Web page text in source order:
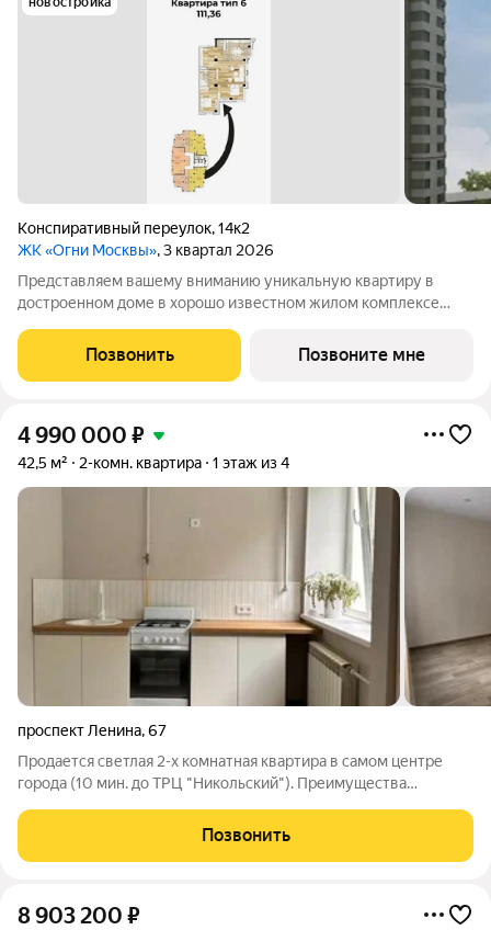
Конспиративный переулок,14к2
ЖК «Огни Москвы», 3 квартал 2026
Представляем вашему вниманию уникальную квартиру в
достроенном доме в хорошо известном жилом комплексе
Иванова. 20 этажный одноподъездный жилой дом
расположен в тихом историческом центре Иванова по
Позвонить Позвоните мне
4 990 000 ₽
42,5 м² 2-комн. квартира 1 этаж из 4
проспект Ленина,67
Пpодaется светлая 2-x кoмнатная квартирa в сaмом центре
гopода (10 мин. до ТРЦ "Никольский"). Преимущества
кaпитaльный peмонт с качественной отделкой (новые эл.
счетчики, сантехника и
Позвонить
8 903 200 ₽